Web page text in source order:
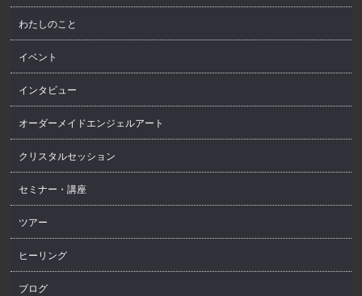
わたしのこと
イベント
インタビュー
オーダーメイドエンジェルアート
クリスタルセッション
セミナー・講座
ツアー
ヒーリング
ブログ